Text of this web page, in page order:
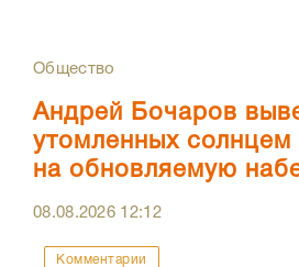
Общество
Андрей Бочаров
утомленных солнцем
на обновляемую
08.08.2026 12:12
Комментарии